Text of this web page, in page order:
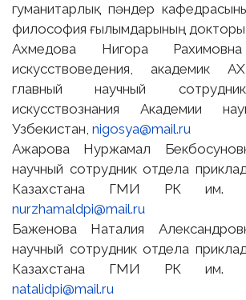
гуманитарлық пәндер
философия ғылымдарының докторы
Ахмедова Нигора
искусствоведения, академик
главный научный
искусствознания Академии
Узбекистан, nigosya@mail.ru
Ажарова Нуржамал
научный сотрудник отдела
Казахстана ГМИ РК им.
nurzhamaldpi@mail.ru
Баженова Наталия
научный сотрудник отдела
Казахстана ГМИ РК им.
natalidpi@mail.ru